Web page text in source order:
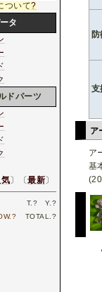
支
ア
ア
基
ついて?
タ
ドパーツ
〕〔最新〕
T. ? Y. ?
? TOTAL. ?